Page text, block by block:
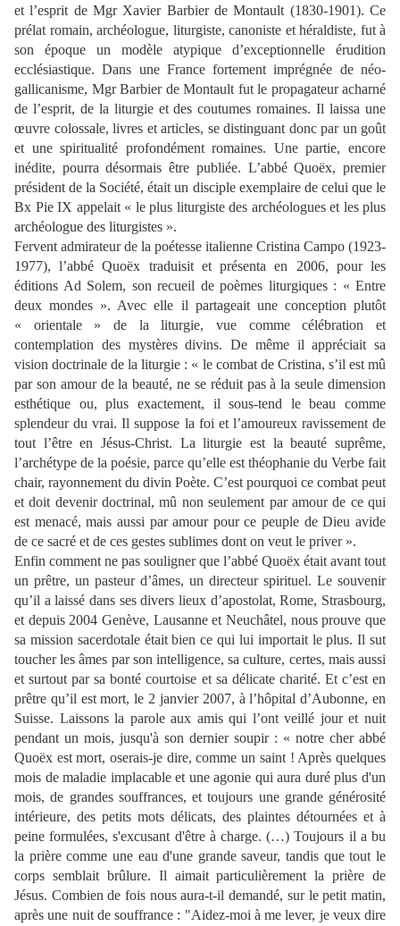
et l’esprit de Mgr Xavier Barbier de Montault (1830-1901). Ce
prélat romain, archéologue, liturgiste, canoniste et héraldiste, fut à
son époque un modèle atypique d’exceptionnelle érudition
ecclésiastique. Dans une France fortement imprégnée de néo-
gallicanisme, Mgr Barbier de Montault fut le propagateur acharné
de l’esprit, de la liturgie et des coutumes romaines. Il laissa une
œuvre colossale, livres et articles, se distinguant donc par un goût
et une spiritualité profondément romaines. Une partie, encore
inédite, pourra désormais être publiée. L’abbé Quoëx, premier
président de la Société, était un disciple exemplaire de celui que le
Bx Pie IX appelait « le plus liturgiste des archéologues et les plus
archéologue des liturgistes ».
Fervent admirateur de la poétesse italienne Cristina Campo (1923-
1977), l’abbé Quoëx traduisit et présenta en 2006, pour les
éditions Ad Solem, son recueil de poèmes liturgiques : « Entre
deux mondes ». Avec elle il partageait une conception plutôt
« orientale » de la liturgie, vue comme célébration et
contemplation des mystères divins. De même il appréciait sa
vision doctrinale de la liturgie : « le combat de Cristina, s’il est mû
par son amour de la beauté, ne se réduit pas à la seule dimension
esthétique ou, plus exactement, il sous-tend le beau comme
splendeur du vrai. Il suppose la foi et l’amoureux ravissement de
tout l’être en Jésus-Christ. La liturgie est la beauté suprême,
l’archétype de la poésie, parce qu’elle est théophanie du Verbe fait
chair, rayonnement du divin Poète. C’est pourquoi ce combat peut
et doit devenir doctrinal, mû non seulement par amour de ce qui
est menacé, mais aussi par amour pour ce peuple de Dieu avide
de ce sacré et de ces gestes sublimes dont on veut le priver ».
Enfin comment ne pas souligner que l’abbé Quoëx était avant tout
un prêtre, un pasteur d’âmes, un directeur spirituel. Le souvenir
qu’il a laissé dans ses divers lieux d’apostolat, Rome, Strasbourg,
et depuis 2004 Genève, Lausanne et Neuchâtel, nous prouve que
sa mission sacerdotale était bien ce qui lui importait le plus. Il sut
toucher les âmes par son intelligence, sa culture, certes, mais aussi
et surtout par sa bonté courtoise et sa délicate charité. Et c’est en
prêtre qu’il est mort, le 2 janvier 2007, à l’hôpital d’Aubonne, en
Suisse. Laissons la parole aux amis qui l’ont veillé jour et nuit
pendant un mois, jusqu'à son dernier soupir : « notre cher abbé
Quoëx est mort, oserais-je dire, comme un saint ! Après quelques
mois de maladie implacable et une agonie qui aura duré plus d'un
mois, de grandes souffrances, et toujours une grande générosité
intérieure, des petits mots délicats, des plaintes détournées et à
peine formulées, s'excusant d'être à charge. (…) Toujours il a bu
la prière comme une eau d'une grande saveur, tandis que tout le
corps semblait brûlure. Il aimait particulièrement la prière de
Jésus. Combien de fois nous aura-t-il demandé, sur le petit matin,
après une nuit de souffrance : "Aidez-moi à me lever, je veux dire